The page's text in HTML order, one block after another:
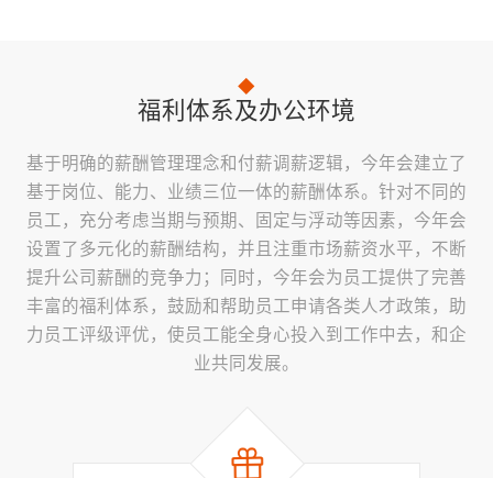
福利体系及办公环境
基于明确的薪酬管理理念和付薪调薪逻辑，今年会建立了
基于岗位、能力、业绩三位一体的薪酬体系。针对不同的
员工，充分考虑当期与预期、固定与浮动等因素，今年会
设置了多元化的薪酬结构，并且注重市场薪资水平，不断
提升公司薪酬的竞争力；同时，今年会为员工提供了完善
丰富的福利体系，鼓励和帮助员工申请各类人才政策，助
力员工评级评优，使员工能全身心投入到工作中去，和企
业共同发展。